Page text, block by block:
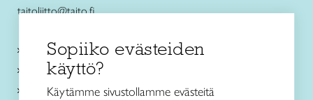
taitoliitto@taito.fi
Käsityökurssit ja koulutus
Ajankohtaista
Käsityöohjeet
Sopiiko evästeiden
käyttö?
Käytämme sivustollamme evästeitä